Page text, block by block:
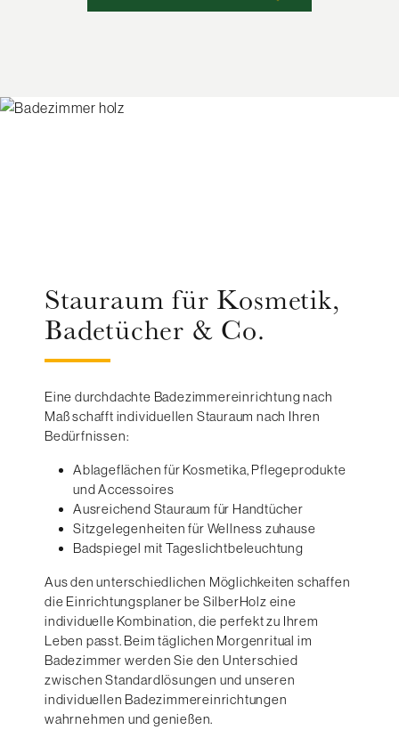
Stauraum für Kosmetik,
Badetücher & Co.
Eine durchdachte Badezimmereinrichtung nach
Maß schafft individuellen Stauraum nach Ihren
Bedürfnissen:
Ablageflächen für Kosmetika, Pflegeprodukte
und Accessoires
Ausreichend Stauraum für Handtücher
Sitzgelegenheiten für Wellness zuhause
Badspiegel mit Tageslichtbeleuchtung
Aus den unterschiedlichen Möglichkeiten schaffen
die Einrichtungsplaner be SilberHolz eine
individuelle Kombination, die perfekt zu Ihrem
Leben passt. Beim täglichen Morgenritual im
Badezimmer werden Sie den Unterschied
zwischen Standardlösungen und unseren
individuellen Badezimmereinrichtungen
wahrnehmen und genießen.